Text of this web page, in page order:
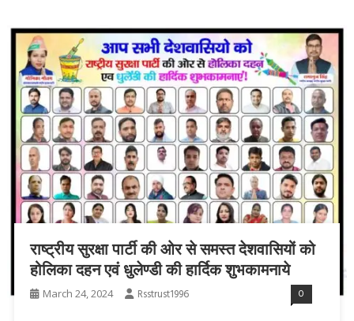
राष्ट्रीय सुरक्षा पार्टी की ओर से समस्त देशवासियों को
होलिका दहन एवं धुलेण्डी की हार्दिक शुभकामनाये
March 24, 2024 Rsstrust1996 0